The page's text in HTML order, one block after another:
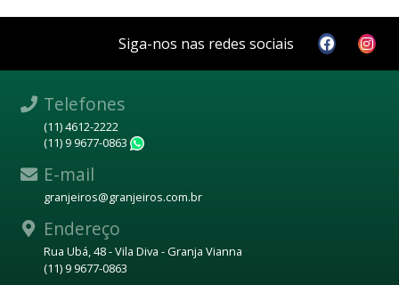
Siga-nos nas redes sociais
Telefones
(11) 4612-2222
(11) 9 9677-0863
E-mail
granjeiros@granjeiros.com.br
Endereço
Rua Ubá, 48 - Vila Diva - Granja Vianna
(11) 9 9677-0863